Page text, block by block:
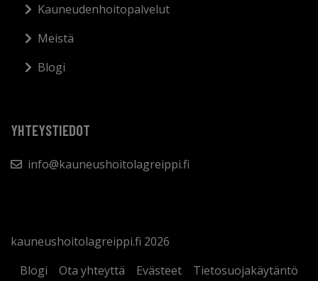
Kauneudenhoitopalvelut
Meistä
Blogi
YHTEYSTIEDOT
info@kauneushoitolagreippi.fi
kauneushoitolagreippi.fi 2026
Blogi
Ota yhteyttä Evästeet
Tietosuojakäytäntö